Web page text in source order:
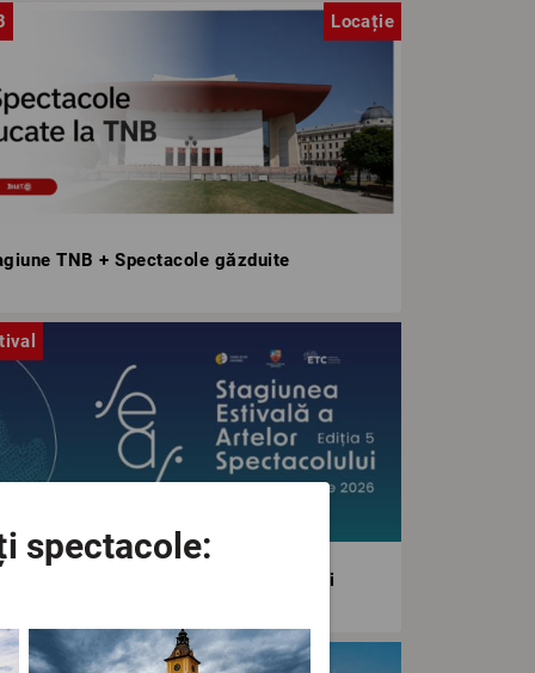
Locație
TNB + Spectacole găzduite
Estivală a Artelor Spectacolului
spectacole: